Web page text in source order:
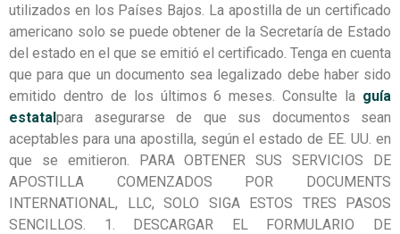
utilizados en los Países Bajos. La apostilla de un certificado
americano solo se puede obtener de la Secretaría de Estado
del estado en el que se emitió el certificado. Tenga en cuenta
que para que un documento sea legalizado debe haber sido
emitido dentro de los últimos 6 meses. Consulte la guía
estatalpara asegurarse de que sus documentos sean
aceptables para una apostilla, según el estado de EE. UU. en
que se emitieron. PARA OBTENER SUS SERVICIOS DE
APOSTILLA COMENZADOS POR DOCUMENTS
INTERNATIONAL, LLC, SOLO SIGA ESTOS TRES PASOS
SENCILLOS. 1. DESCARGAR EL FORMULARIO DE